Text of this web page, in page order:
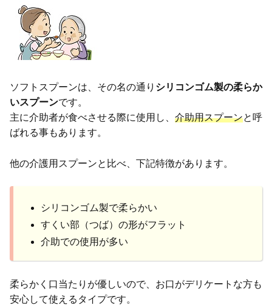
ソフトスプーンは、その名の通り シリコンゴム製の柔らか
いスプーンです。
主に介助者が食べさせる際に使用し、 介助用スプーンと呼
ばれる事もあります。
他の介護用スプーンと比べ、下記特徴があります。
シリコンゴム製で柔らかい
すくい部（つば）の形がフラット
介助での使用が多い
柔らかく口当たりが優しいので、お口がデリケートな方も
安心して使えるタイプです。